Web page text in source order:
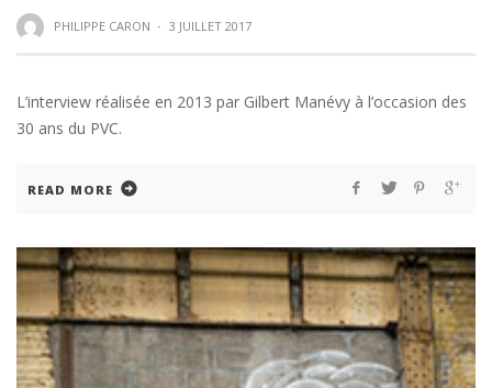
PHILIPPE CARON · 3 JUILLET 2017
L’interview réalisée en 2013 par Gilbert Manévy à l’occasion des
30 ans du PVC.
READ MORE